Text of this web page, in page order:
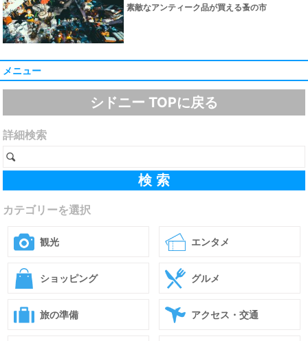
素敵なアンティーク品が買える蚤の市
メニュー
シドニー TOPに戻る
詳細検索
カテゴリーを選択
観光 エンタメ
ショッピング グルメ
旅の準備 アクセス・交通